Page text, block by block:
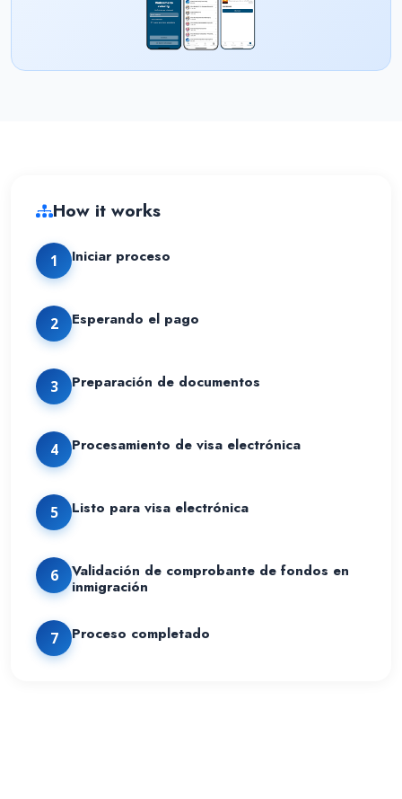
How it works
1 Iniciar proceso
2 Esperando el pago
3 Preparación de documentos
4 Procesamiento de visa electrónica
5 Listo para visa electrónica
6
Validación de comprobante de fondos en
inmigración
7 Proceso completado